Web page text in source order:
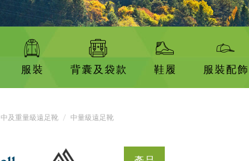
服裝 背囊及袋款 鞋履 服裝配飾
中及重量級遠足靴 中量級遠足靴